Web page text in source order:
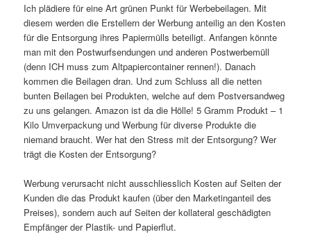
Ich plädiere für eine Art grünen Punkt für Werbebeilagen. Mit
diesem werden die Erstellern der Werbung anteilig an den Kosten
für die Entsorgung ihres Papiermülls beteiligt. Anfangen könnte
man mit den Postwurfsendungen und anderen Postwerbemüll
(denn ICH muss zum Altpapiercontainer rennen!). Danach
kommen die Beilagen dran. Und zum Schluss all die netten
bunten Beilagen bei Produkten, welche auf dem Postversandweg
zu uns gelangen. Amazon ist da die Hölle! 5 Gramm Produkt – 1
Kilo Umverpackung und Werbung für diverse Produkte die
niemand braucht. Wer hat den Stress mit der Entsorgung? Wer
trägt die Kosten der Entsorgung?
Werbung verursacht nicht ausschliesslich Kosten auf Seiten der
Kunden die das Produkt kaufen (über den Marketinganteil des
Preises), sondern auch auf Seiten der kollateral geschädigten
Empfänger der Plastik- und Papierflut.